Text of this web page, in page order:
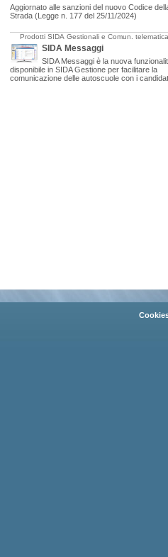
Aggiornato alle sanzioni del nuovo Codice
Strada (Legge n. 177 del 25/11/2024)
Prodotti SIDA Gestionali e Comun. telematica
SIDA Messaggi
SIDA Messaggi è la nuova
disponibile in SIDA Gestione per facilitare la
comunicazione delle autoscuole con i